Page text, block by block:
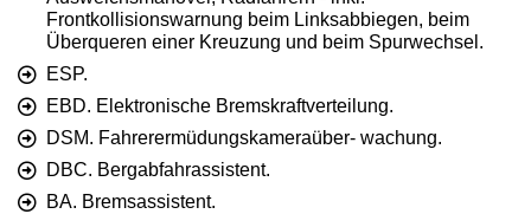
Frontkollisionswarnung beim Linksabbiegen, beim
Überqueren einer Kreuzung und beim Spurwechsel.
ESP.
EBD. Elektronische Bremskraftverteilung.
DSM. Fahrerermüdungskameraüber- wachung.
DBC. Bergabfahrassistent.
BA. Bremsassistent.